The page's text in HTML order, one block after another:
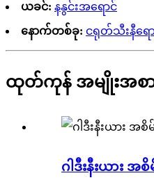
ယခင်: နနွင်းအရောင်
နောက်တစ်ခု: ငရုတ်သီးနီရေ
ထုတ်ကုန် အမျိုးအစား
ဂါဒီးနီးယား အ